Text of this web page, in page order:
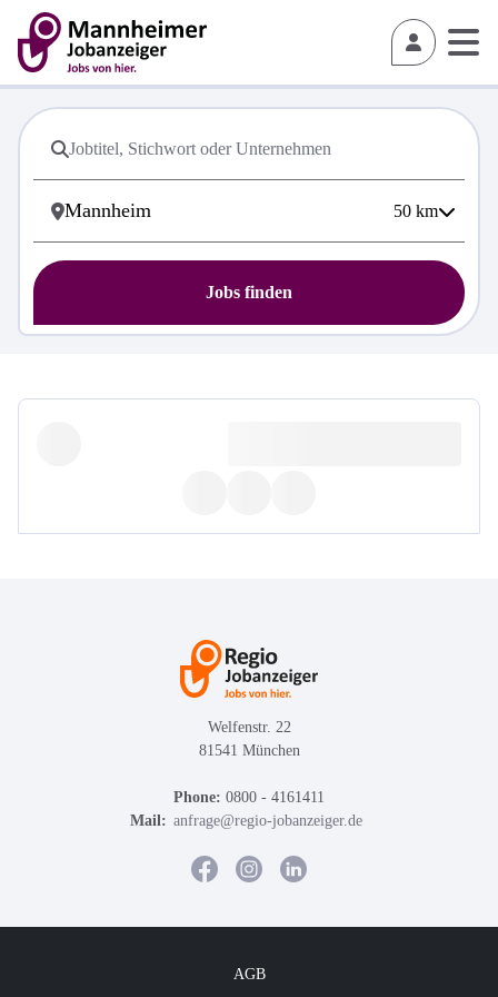
50 km
Jobs finden
Welfenstr. 22
81541 München
Phone: 0800 - 4161411
Mail: anfrage@regio-jobanzeiger.de
AGB